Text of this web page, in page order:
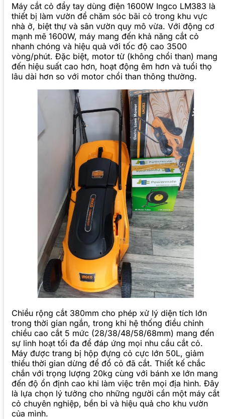
Máy cắt cỏ đẩy tay dùng điện 1600W Ingco LM383 là
thiết bị làm vườn để chăm sóc bãi cỏ trong khu vực
nhà ở, biệt thự và sân vườn quy mô vừa. Với động cơ
mạnh mẽ 1600W, máy mang đến khả năng cắt cỏ
nhanh chóng và hiệu quả với tốc độ cao 3500
vòng/phút. Đặc biệt, motor từ (không chổi than) mang
đến hiệu suất cao hơn, hoạt động êm hơn và tuổi thọ
lâu dài hơn so với motor chổi than thông thường.
Chiều rộng cắt 380mm cho phép xử lý diện tích lớn
trong thời gian ngắn, trong khi hệ thống điều chỉnh
chiều cao cắt 5 mức (28/38/48/58/68mm) mang đến
sự linh hoạt tối đa để đáp ứng mọi nhu cầu cắt cỏ.
Máy được trang bị hộp đựng cỏ cực lớn 50L, giảm
thiểu thời gian dừng để đổ cỏ đã cắt. Thiết kế chắc
chắn với trọng lượng 20kg cùng với bánh xe lớn mang
đến độ ổn định cao khi làm việc trên mọi địa hình. Đây
là lựa chọn lý tưởng cho những người cần một máy cắt
cỏ chuyên nghiệp, bền bỉ và hiệu quả cho khu vườn
của mình.